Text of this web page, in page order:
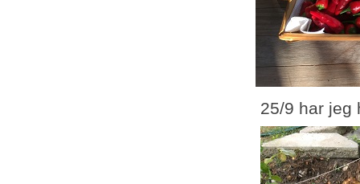
25/9 har jeg